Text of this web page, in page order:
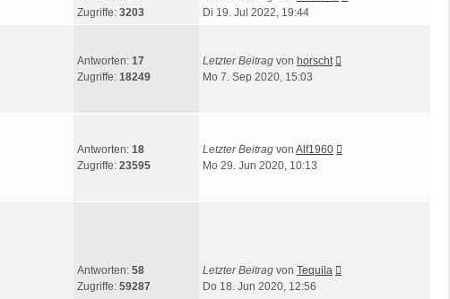
Zugriffe: 3203
Di 19. Jul 2022, 19:44
Antworten: 17
Zugriffe: 18249
Letzter Beitrag von horscht
Mo 7. Sep 2020, 15:03
Antworten: 18
Zugriffe: 23595
Letzter Beitrag von Alf1960
Mo 29. Jun 2020, 10:13
Antworten: 58
Zugriffe: 59287
Letzter Beitrag von Tequila
Do 18. Jun 2020, 12:56